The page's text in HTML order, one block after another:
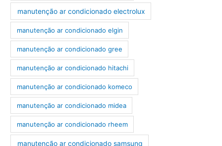
manutenção ar condicionado electrolux
manutenção ar condicionado elgin
manutenção ar condicionado gree
manutenção ar condicionado hitachi
manutenção ar condicionado komeco
manutenção ar condicionado midea
manutenção ar condicionado rheem
manutenção ar condicionado samsung